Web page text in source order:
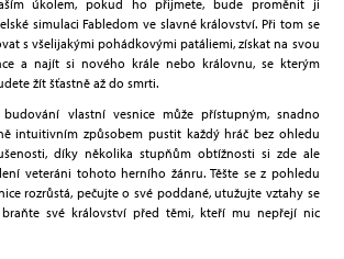
úkolem, pokud ho přijmete, bude proměnit ji
simulaci Fabledom ve slavné království. Při tom se
s všelijakými pohádkovými patáliemi, získat na svou
a najít si nového krále nebo královnu, se kterým
žít šťastně až do smrti.
vlastní vesnice může přístupným, snadno
intuitivním způsobem pustit každý hráč bez ohledu
díky několika stupňům obtížnosti si zde ale
veteráni tohoto herního žánru. Těšte se z pohledu
rozrůstá, pečujte o své poddané, utužujte vztahy se
své království před těmi, kteří mu nepřejí nic